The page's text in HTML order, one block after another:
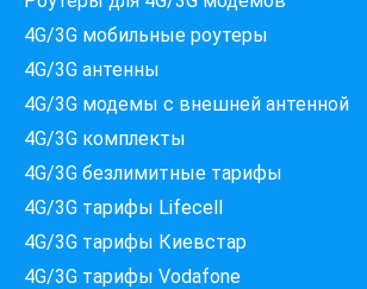
4G/3G мобильные роутеры
4G/3G антенны
4G/3G модемы c внешней антенной
4G/3G комплекты
4G/3G безлимитные тарифы
4G/3G тарифы Lifecell
4G/3G тарифы Киевстар
4G/3G тарифы Vodafone
Які провайдери працюють
за вашою адресою?
Перевірте доступність інтернету за 30 секунд
375+ провайдерів в базі